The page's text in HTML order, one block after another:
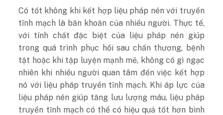
Có tốt không khi kết hợp liệu pháp nén với truyền
tĩnh mạch là băn khoăn của nhiều người. Thực tế,
với tính chất đặc biệt của liệu pháp nén giúp
trong quá trình phục hồi sau chấn thương, bệnh
tật hoặc khi tập luyện mạnh mẽ, không có gì ngạc
nhiên khi nhiều người quan tâm đến việc kết hợp
nó với liệu pháp truyền tĩnh mạch. Khi áp lực của
liệu pháp nén giúp tăng lưu lượng máu, liệu pháp
truyền tĩnh mạch có thể có hiệu quả tốt hơn bình